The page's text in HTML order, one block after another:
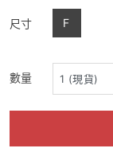
尺寸 F
數量